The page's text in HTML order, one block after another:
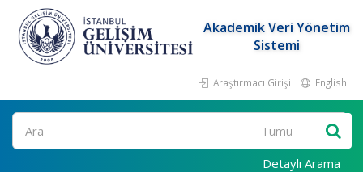
Akademik Veri Yönetim
Sistemi
Araştırmacı Girişi English
Ara
Detaylı Arama